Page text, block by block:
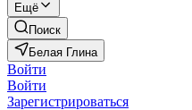
Ещё
Поиск
Белая Глина
Войти
Войти
Зарегистрироваться